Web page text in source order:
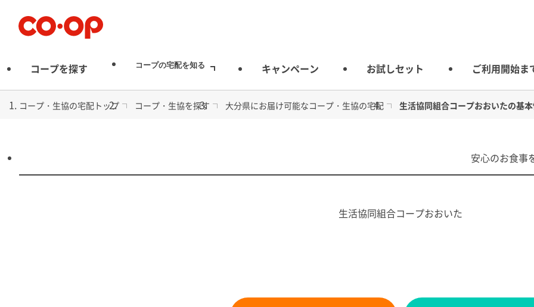
コープを探す コープの宅配を知る キャンペーン お試しセット ご利用開始ま
コープ・生協の宅配トップ コープ・生協を探す 大分県にお届け可能なコープ・生協の宅配 生活協同組合コープおおいたの基
安心のお食事
生活協同組合コープおおいた